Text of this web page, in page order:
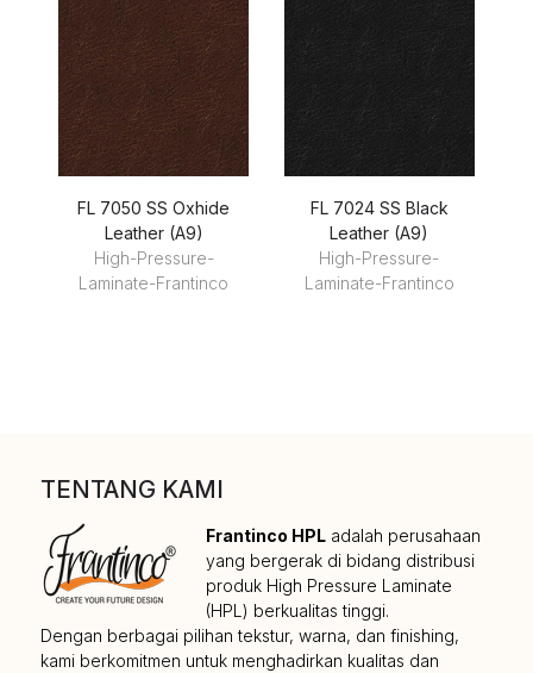
FL 7050 SS Oxhide
Leather (A9)
High-Pressure-
Laminate-Frantinco
FL 7024 SS Black
Leather (A9)
High-Pressure-
Laminate-Frantinco
TENTANG KAMI
Frantinco HPL adalah perusahaan
yang bergerak di bidang distribusi
produk High Pressure Laminate
(HPL) berkualitas tinggi.
Dengan berbagai pilihan tekstur, warna, dan finishing,
kami berkomitmen untuk menghadirkan kualitas dan